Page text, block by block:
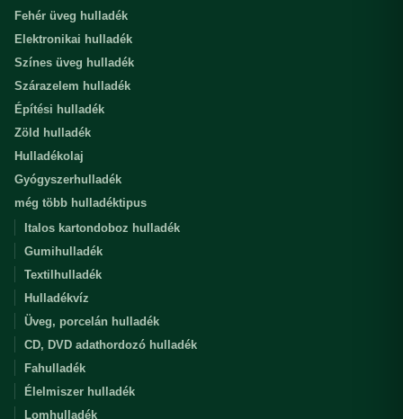
Fehér üveg hulladék
Elektronikai hulladék
Színes üveg hulladék
Szárazelem hulladék
Építési hulladék
Zöld hulladék
Hulladékolaj
Gyógyszerhulladék
még több hulladéktipus
Italos kartondoboz hulladék
Gumihulladék
Textilhulladék
Hulladékvíz
Üveg, porcelán hulladék
CD, DVD adathordozó hulladék
Fahulladék
Élelmiszer hulladék
Lomhulladék